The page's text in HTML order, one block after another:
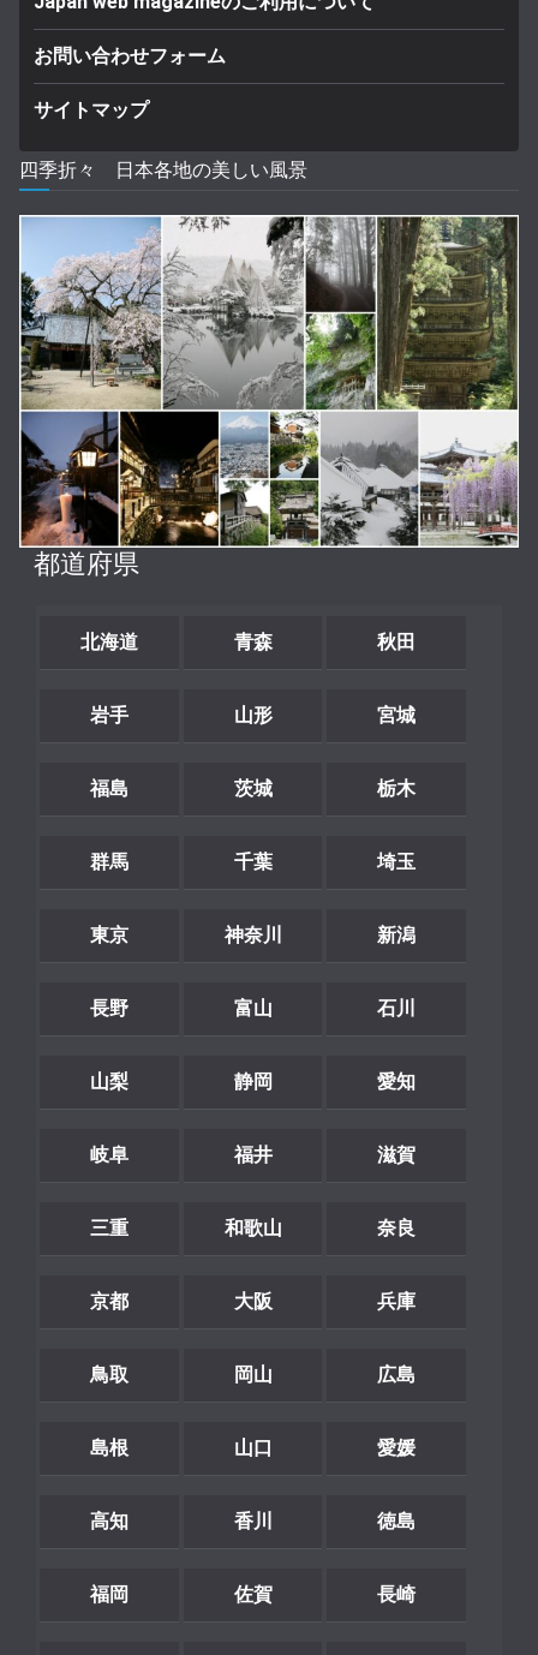
お問い合わせフォーム
サイトマップ
四季折々 日本各地の美しい風景
都道府県
北海道 青森 秋田
岩手 山形 宮城
福島 茨城 栃木
群馬 千葉 埼玉
東京 神奈川 新潟
長野 富山 石川
山梨 静岡 愛知
岐阜 福井 滋賀
三重 和歌山 奈良
京都 大阪 兵庫
鳥取 岡山 広島
島根 山口 愛媛
高知 香川 徳島
福岡 佐賀 長崎